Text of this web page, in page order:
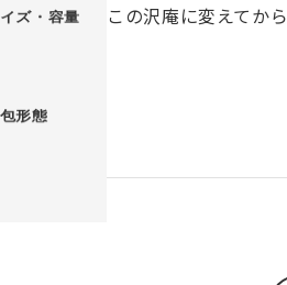
この沢庵に変えてか